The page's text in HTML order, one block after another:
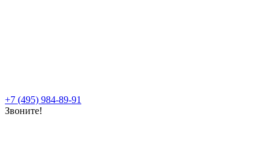
+7 (495) 984-89-91
Звоните!